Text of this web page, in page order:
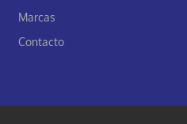
Marcas
Contacto